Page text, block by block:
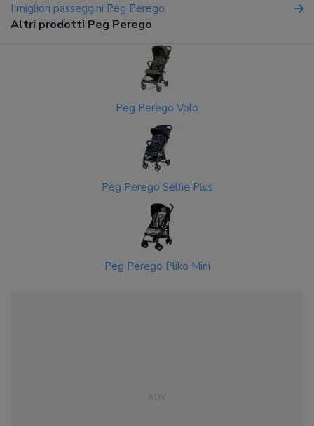
I migliori passeggini Peg Perego
Altri prodotti Peg Perego
Peg Perego Volo
Peg Perego Selfie Plus
Peg Perego Pliko Mini